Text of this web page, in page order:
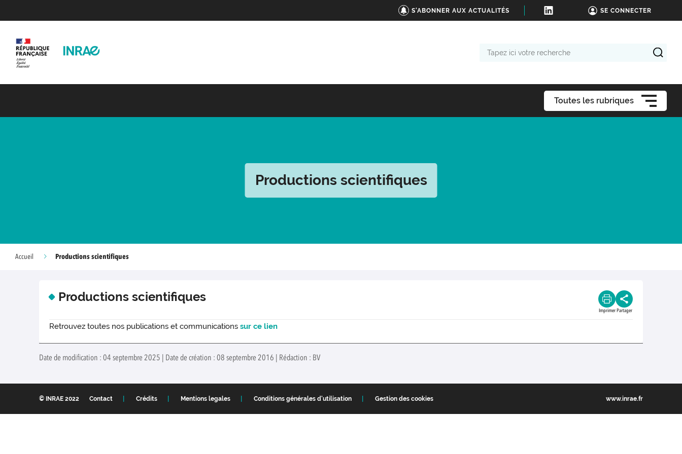
S'ABONNER AUX ACTUALITÉS SE CONNECTER
Toutes les rubriques
Productions scientifiques
Accueil Productions scientifiques
Productions scientifiques
Imprimer Partager
Retrouvez toutes nos publications et communicationssur ce lien
Date de modification : 04 septembre 2025 | Date de création : 08 septembre 2016 | Rédaction : BV
© INRAE 2022 Contact Crédits Mentions legales Conditions générales d'utilisation Gestion des cookies www.inrae.fr